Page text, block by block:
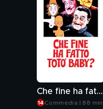
Che fine ha fatto Totò baby?
Commedia | 88 min